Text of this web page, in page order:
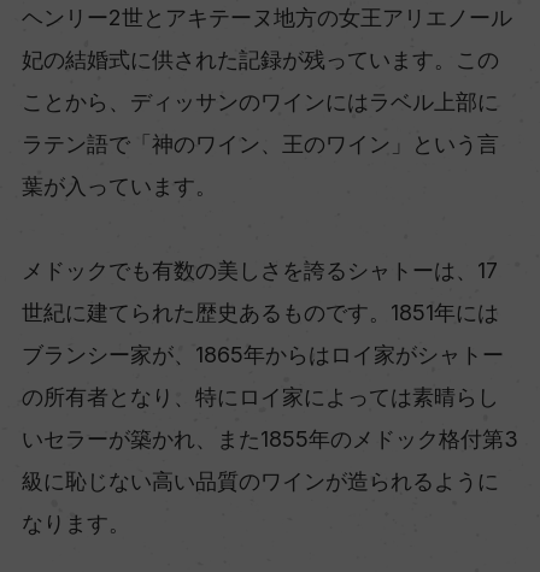
ヘンリー2世とアキテーヌ地方の女王アリエノール
妃の結婚式に供された記録が残っています。この
ことから、ディッサンのワインにはラベル上部に
ラテン語で「神のワイン、王のワイン」という言
葉が入っています。
メドックでも有数の美しさを誇るシャトーは、17
世紀に建てられた歴史あるものです。1851年には
ブランシー家が、1865年からはロイ家がシャトー
の所有者となり、特にロイ家によっては素晴らし
いセラーが築かれ、また1855年のメドック格付第3
級に恥じない高い品質のワインが造られるように
なります。